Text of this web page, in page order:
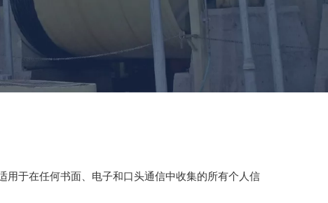
用于在任何书面、电子和口头通信中收集的所有个人信